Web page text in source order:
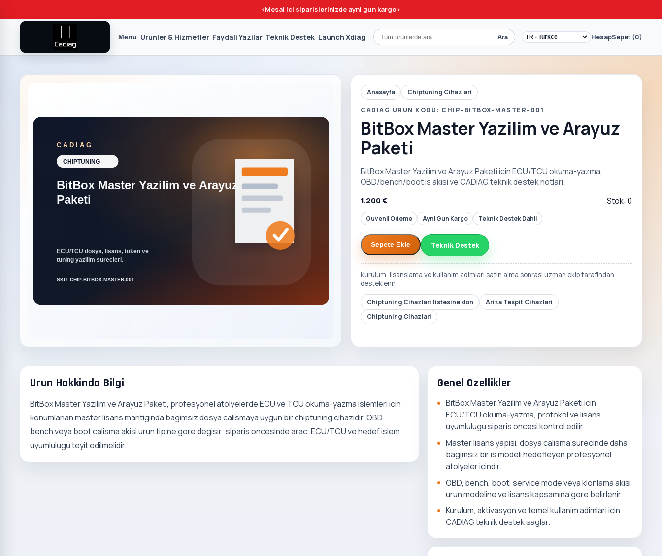
<Mesai ici siparislerinizde ayni gun kargo>
Menu Urunler & Hizmetler Faydali Yazilar Teknik Destek Launch Xdiag Ara HesapSepet (0)
Anasayfa Chiptuning Cihazlari
CADIAG URUN KODU: CHIP-BITBOX-MASTER-001
BitBox Master Yazilim ve Arayuz
Paketi
BitBox Master Yazilim ve Arayuz Paketi icin ECU/TCU okuma-yazma,
OBD/bench/boot is akisi ve CADIAG teknik destek notlari.
1.200 € Stok: 0
Guvenli Odeme Ayni Gun Kargo Teknik Destek Dahil
Sepete Ekle Teknik Destek
Kurulum, lisanslama ve kullanim adimlari satin alma sonrasi uzman ekip tarafindan
desteklenir.
Chiptuning Cihazlari listesine don
Ariza Tespit Cihazlari
Chiptuning Cihazlari
Urun Hakkinda Bilgi
BitBox Master Yazilim ve Arayuz Paketi, profesyonel atolyelerde ECU ve TCU okuma-yazma islemleri icin
konumlanan master lisans mantiginda bagimsiz dosya calismaya uygun bir chiptuning cihazidir. OBD,
bench veya boot calisma akisi urun tipine gore degisir; siparis oncesinde arac, ECU/TCU ve hedef islem
uyumlulugu teyit edilmelidir.
Genel Ozellikler
BitBox Master Yazilim ve Arayuz Paketi icin
ECU/TCU okuma-yazma, protokol ve lisans
uyumlulugu siparis oncesi kontrol edilir.
Master lisans yapisi, dosya calisma surecinde daha
bagimsiz bir is modeli hedefleyen profesyonel
atolyeler icindir.
OBD, bench, boot, service mode veya klonlama akisi
urun modeline ve lisans kapsamına gore belirlenir.
Kurulum, aktivasyon ve temel kullanim adimlari icin
CADIAG teknik destek saglar.